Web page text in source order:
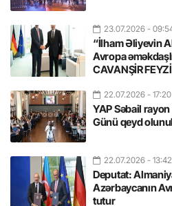
23.07.2026 -
“İlham Əliyevin
Avropa
CAVANŞİR
22.07.2026 - 17:20
YAP Səbail
Günü qeyd
22.07.2026 - 13:42
Deputat:
Azərbaycanın
tutur